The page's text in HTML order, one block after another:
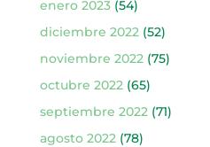
enero 2023(54)
diciembre 2022 (52)
noviembre 2022 (75)
octubre 2022 (65)
septiembre 2022 (71)
agosto 2022 (78)